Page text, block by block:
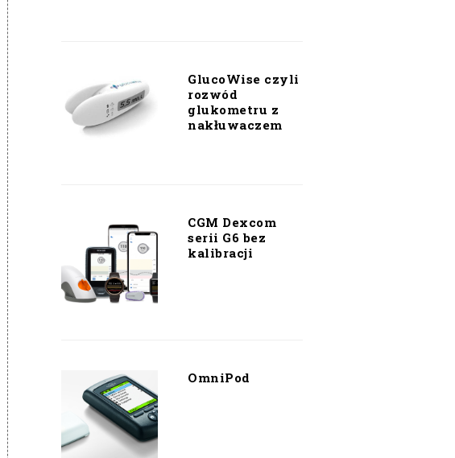
GlucoWise czyli
rozwód
glukometru z
nakłuwaczem
CGM Dexcom
serii G6 bez
kalibracji
OmniPod